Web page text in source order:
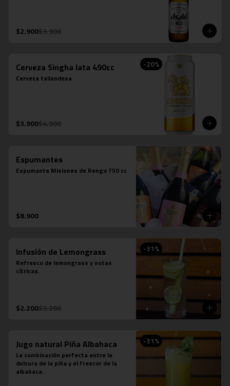
$2.900$3.900
-20%
Cerveza Singha lata 490cc
Cerveza tailandesa
$3.900$4.900
Espumantes
Espumante Misiones de Rengo 750 cc
$8.900
-31%
Infusión de Lemongrass
Refresco de lemongrass y notas
cítricas.
$2.200$3.200
-31%
Jugo natural Piña Albahaca
La combinación perfecta entre la
dulzura de la piña y el frescor de la
albahaca.